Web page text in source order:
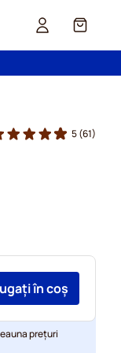
Coș
5(61)
în coș
prețuri